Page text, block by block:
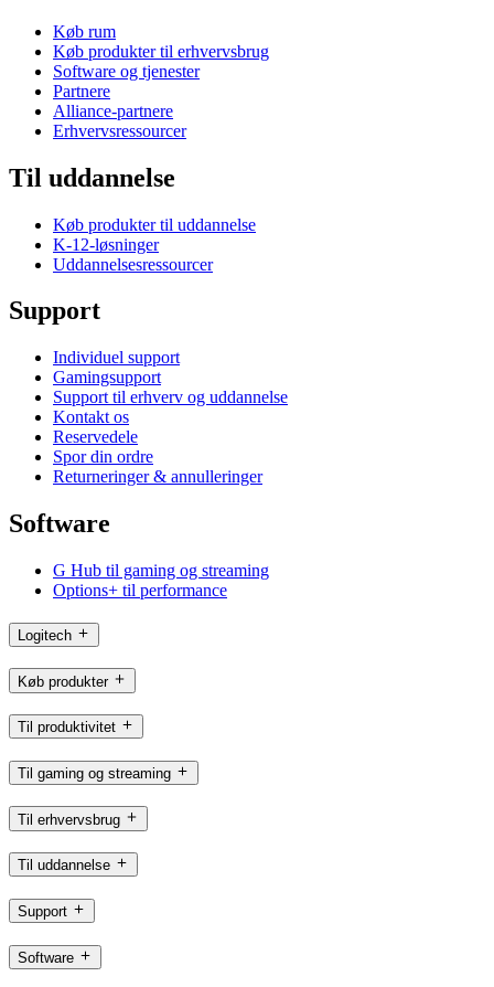
Køb rum
Køb produkter til erhvervsbrug
Software og tjenester
Partnere
Alliance-partnere
Erhvervsressourcer
Til uddannelse
Køb produkter til uddannelse
K-12-løsninger
Uddannelsesressourcer
Support
Individuel support
Gamingsupport
Support til erhverv og uddannelse
Kontakt os
Reservedele
Spor din ordre
Returneringer & annulleringer
Software
G Hub til gaming og streaming
Options+ til performance
Logitech
Køb produkter
Til produktivitet
Til gaming og streaming
Til erhvervsbrug
Til uddannelse
Support
Software